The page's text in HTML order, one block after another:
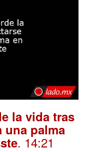
la vida tras
una palma
. 14:21